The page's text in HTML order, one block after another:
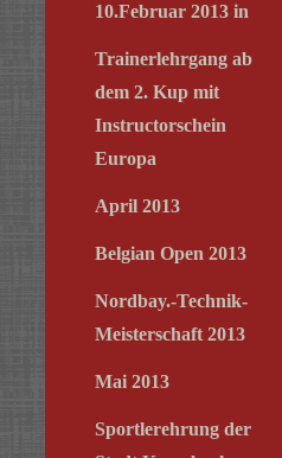
10.Februar 2013 in
Trainerlehrgang ab
dem 2. Kup mit
Instructorschein
Europa
April 2013
Belgian Open 2013
Nordbay.-Technik-
Meisterschaft 2013
Mai 2013
Sportlerehrung der